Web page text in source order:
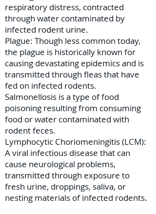
respiratory distress, contracted
through water contaminated by
infected rodent urine.
Plague: Though less common today,
the plague is historically known for
causing devastating epidemics and is
transmitted through fleas that have
fed on infected rodents.
Salmonellosis is a type of food
poisoning resulting from consuming
food or water contaminated with
rodent feces.
Lymphocytic Choriomeningitis (LCM):
A viral infectious disease that can
cause neurological problems,
transmitted through exposure to
fresh urine, droppings, saliva, or
nesting materials of infected rodents.